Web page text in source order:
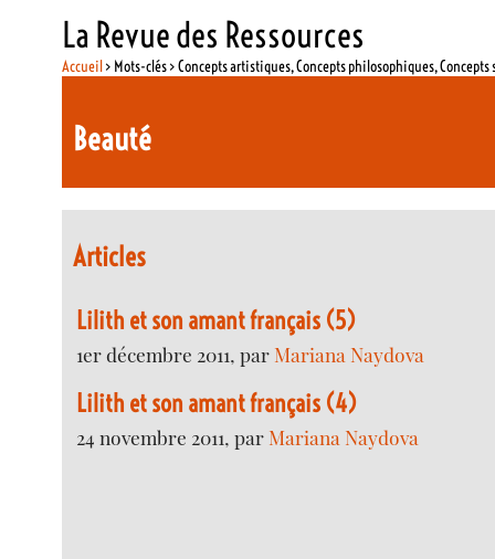
La Revue des Ressources
Accueil> Mots-clés > Concepts artistiques, Concepts philosophiques,
Beauté
Articles
Lilith et son amant français (5)
1er décembre 2011, parMariana Naydova
Lilith et son amant français (4)
24 novembre 2011, parMariana Naydova